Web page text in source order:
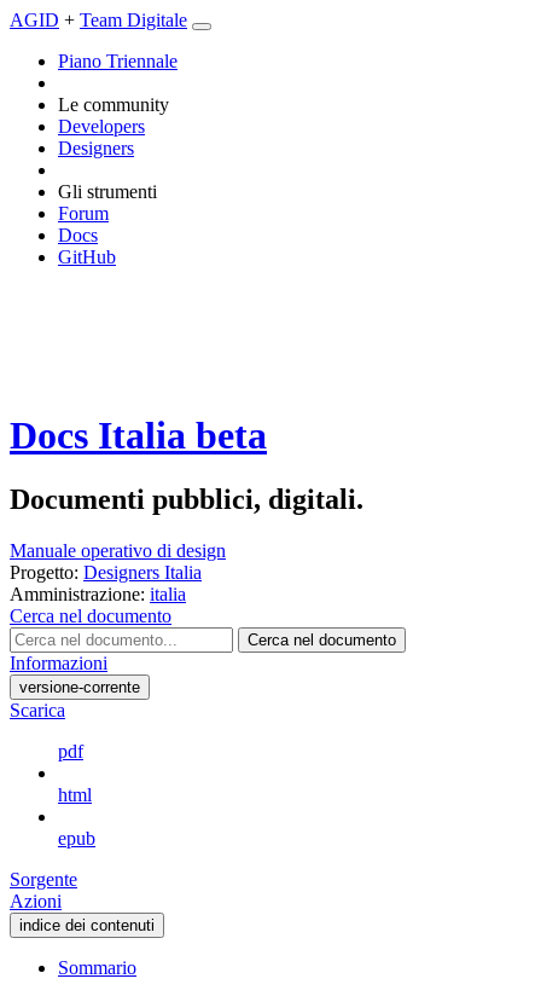
AGID + Team Digitale
Piano Triennale
Le community
Developers
Designers
Gli strumenti
Forum
Docs
GitHub
Docs Italia beta
Documenti pubblici, digitali.
Manuale operativo di design
Progetto: Designers Italia
Amministrazione: italia
Cerca nel documento
Cerca nel documento
Informazioni
versione-corrente
Scarica
pdf
html
epub
Sorgente
Azioni
indice dei contenuti
Sommario